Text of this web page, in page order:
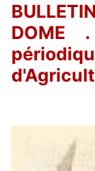
DOME